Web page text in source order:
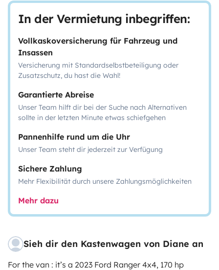
In der Vermietung inbegriffen:
Vollkaskoversicherung für Fahrzeug und
Insassen
Versicherung mit Standardselbstbeteiligung oder
Zusatzschutz, du hast die Wahl!
Garantierte Abreise
Unser Team hilft dir bei der Suche nach Alternativen
sollte in der letzten Minute etwas schiefgehen
Pannenhilfe rund um die Uhr
Unser Team steht dir jederzeit zur Verfügung
Sichere Zahlung
Mehr Flexibilität durch unsere Zahlungsmöglichkeiten
Mehr dazu
Sieh dir den Kastenwagen von Diane an
For the van : it’s a 2023 Ford Ranger 4x4, 170 hp